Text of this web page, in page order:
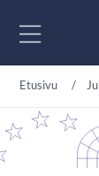
Etusivu